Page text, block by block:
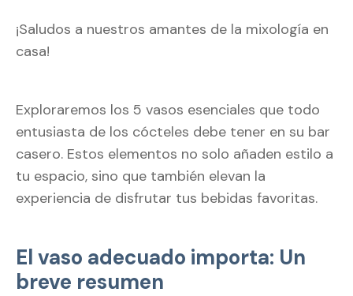
¡Saludos a nuestros amantes de la mixología en
casa!
Exploraremos los 5 vasos esenciales que todo
entusiasta de los cócteles debe tener en su bar
casero. Estos elementos no solo añaden estilo a
tu espacio, sino que también elevan la
experiencia de disfrutar tus bebidas favoritas.
El vaso adecuado importa: Un
breve resumen